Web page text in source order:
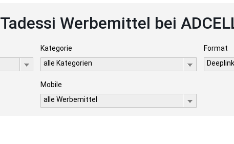
Tadessi Werbemittel bei
Kategorie
alle Kategorien
Format
Mobile
alle Werbemittel